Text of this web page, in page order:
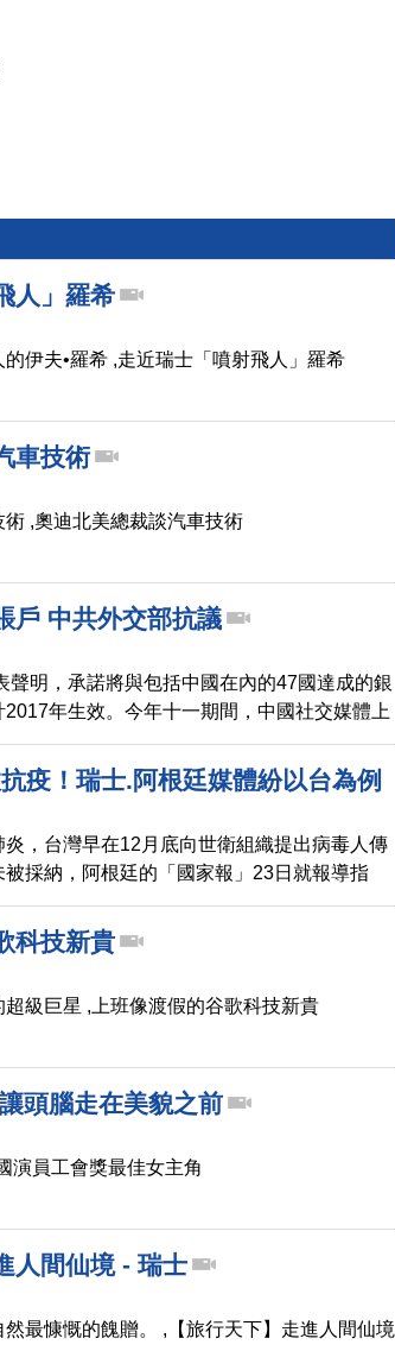
人」羅希
伊夫•羅希 ,走近瑞士「噴射飛人」羅希
車技術
,奧迪北美總裁談汽車技術
戶 中共外交部抗議
聲明，承諾將與包括中國在內的47國達成的銀
年生效。今年十一期間，中國社交媒體上
發言人華春瑩對此提出抗議的貼子，引發大
疫！瑞士.阿根廷媒體紛以台為例
，台灣早在12月底向世衛組織提出病毒人傳
被採納，阿根廷的「國家報」23日就報導指
協助，就成功控制疫情的國家之一，瑞士主
如果世衛組織聽取台灣為標題，以台灣的經驗
做的更好。
科技新貴
級巨星 ,上班像渡假的谷歌科技新貴
頭腦走在美貌之前
演員工會獎最佳女主角
人間仙境 - 瑞士
最慷慨的餽贈。 ,【旅行天下】走進人間仙境